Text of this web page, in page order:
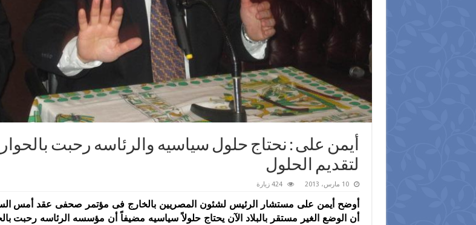
أيمن على : نحتاج حلول سياسيه والرئاسه رحبت بالحوار
لتقديم الحلول
10 مارس، 2013 424 زيارة
أوضح أيمن على مستشار الرئيس لشئون المصريين بالخارج فى مؤتمر صحفى عقد أمس
أن الوضع الغير مستقر بالبلاد الآن يحتاج حلولاً سياسيه مضيفاً أن مؤسسه الرئاسه رحبت